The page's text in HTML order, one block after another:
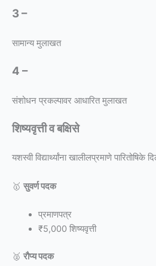
3 –
सामान्य मुलाखत
4 –
संशोधन प्रकल्पावर आधारित मुलाखत
शिष्यवृत्ती व बक्षिसे
यशस्वी विद्यार्थ्यांना खालीलप्रमाणे पारितोषिके
🥇 सुवर्ण पदक
प्रमाणपत्र
₹5,000 शिष्यवृत्ती
🥈 रौप्य पदक